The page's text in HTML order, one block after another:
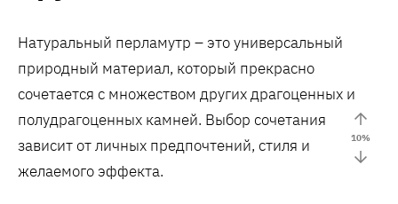
Натуральный перламутр – это универсальный
природный материал, который прекрасно
сочетается с множеством других драгоценных и
полудрагоценных камней. Выбор сочетания
зависит от личных предпочтений, стиля и
желаемого эффекта.
10%